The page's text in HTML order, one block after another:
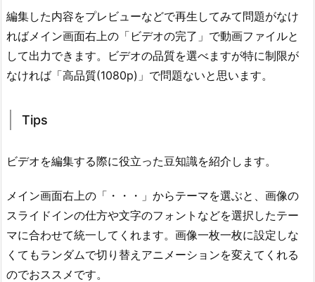
編集した内容をプレビューなどで再生してみて問題がなけ
ればメイン画面右上の「ビデオの完了」で動画ファイルと
して出力できます。ビデオの品質を選べますが特に制限が
なければ「高品質(1080p)」で問題ないと思います。
Tips
ビデオを編集する際に役立った豆知識を紹介します。
メイン画面右上の「・・・」からテーマを選ぶと、画像の
スライドインの仕方や文字のフォントなどを選択したテー
マに合わせて統一してくれます。画像一枚一枚に設定しな
くてもランダムで切り替えアニメーションを変えてくれる
のでおススメです。